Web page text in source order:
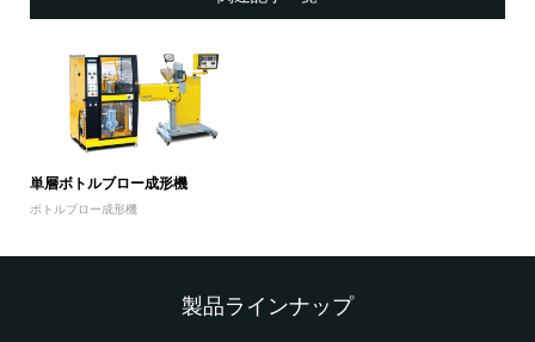
単層ボトルブロー成形機
ボトルブロー成形機
製品ラインナップ